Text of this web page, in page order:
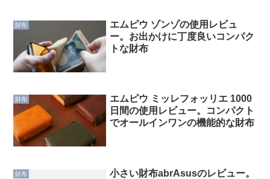
財布
エムピウ ゾンゾの使用レビュ
ー。お出かけに丁度良いコンパク
トな財布
財布
エムピウ ミッレフォッリエ 1000
日間の使用レビュー。コンパクト
でオールインワンの機能的な財布
財布 小さい財布abrAsusのレビュー。